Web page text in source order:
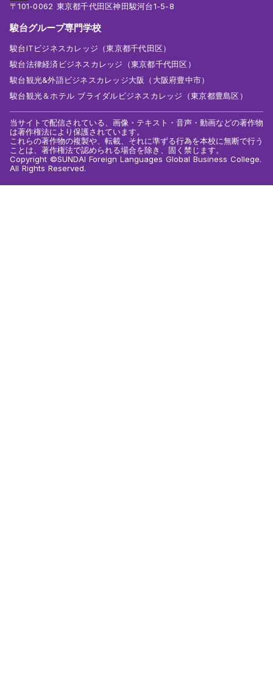
〒101-0062 東京都千代田区神田駿河台1-5-8
駿台グループ専門学校
駿台ITビジネスカレッジ（東京都千代田区）
駿台法律経済ビジネスカレッジ（東京都千代田区）
駿台観光&外語ビジネスカレッジ大阪（大阪府豊中市）
駿台観光＆ホテル ブライダルビジネスカレッジ（東京都豊島区）
当サイトで配信されている、画像・テキスト・音声・動画などの著作物
は著作権法により保護されています。
これらの著作物の複製や、転載、それに準ずる行為を本校に無断で行う
ことは、著作権法で認められる場合を除き、固く禁じます。
Copyright ©SUNDAI Foreign Languages Global Business College.
All Rights Reserved.